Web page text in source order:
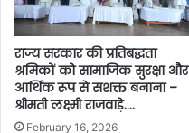
राज्य सरकार की प्रतिबद्धता
श्रमिकों को सामाजिक सुरक्षा और
आर्थिक रूप से सशक्त बनाना –
श्रीमती लक्ष्मी राजवाड़े….
February 16, 2026